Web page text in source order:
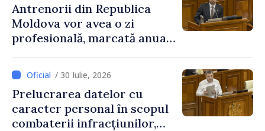
Antrenorii din Republica
Moldova vor avea o zi
profesională, marcată anual
/ 30 Iulie, 2026
Prelucrarea datelor cu
caracter personal în scopul
combaterii infracțiunilor,